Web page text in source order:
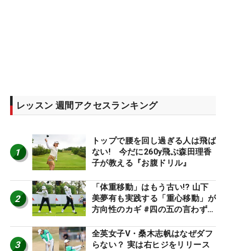
レッスン 週間アクセスランキング
1
トップで腰を回し過ぎる人は飛ば
ない! 今だに260y飛ぶ森田理香
子が教える『お腹ドリル』
2
「体重移動」はもう古い!? 山下
美夢有も実践する「重心移動」が
方向性のカギ #四の五の言わず振
3
全英女子V・桑木志帆はなぜダフ
らない？ 実は右ヒジをリリース